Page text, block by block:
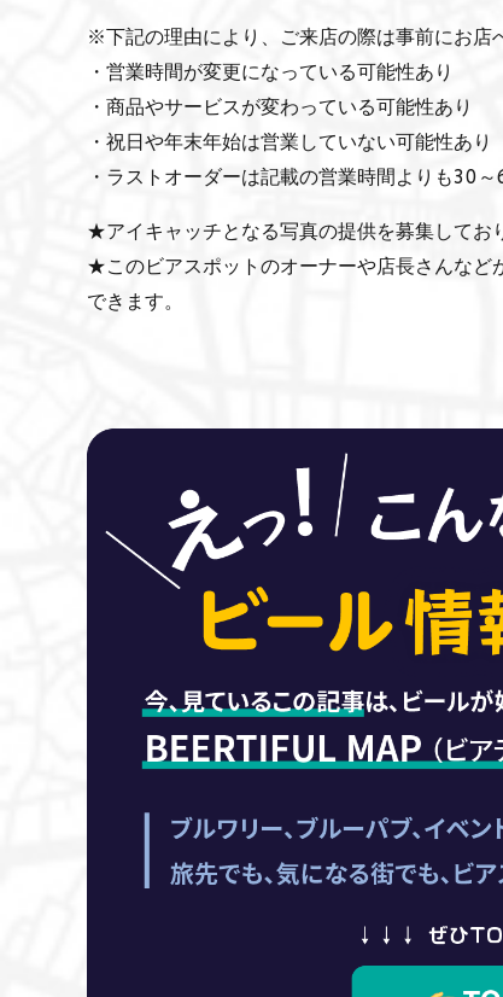
※下記の理由により、ご来店の際は事前にお店
・営業時間が変更になっている可能性あり
・商品やサービスが変わっている可能性あり
・祝日や年末年始は営業していない可能性あり
・ラストオーダーは記載の営業時間よりも30
★アイキャッチとなる写真の提供を募集してお
★このビアスポットのオーナーや店長さんなど
できます。